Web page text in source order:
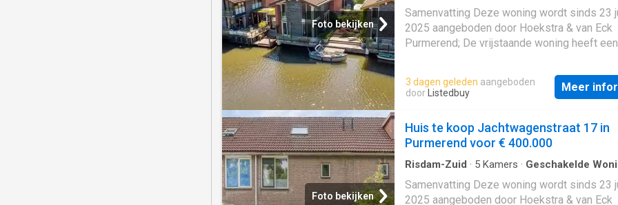
Foto bekijken
Samenvatting Deze woning wordt sinds 23
2025 aangeboden door Hoekstra & van Eck
Purmerend; De vrijstaande woning heeft een
kamers, waarvan 4 slaapkamers; De
gebouwd In 1991 en ligt in de buurt Gors-
3 dagen geleden aangeboden
door
Listedbuy Meer
Foto bekijken
Huis te koop Jachtwagenstraat 17 in
Purmerend voor € 400.000
Risdam-Zuid · 5 Kamers · Geschakelde
Samenvatting Deze woning wordt sinds 23
2025 aangeboden door Hoekstra & van Eck